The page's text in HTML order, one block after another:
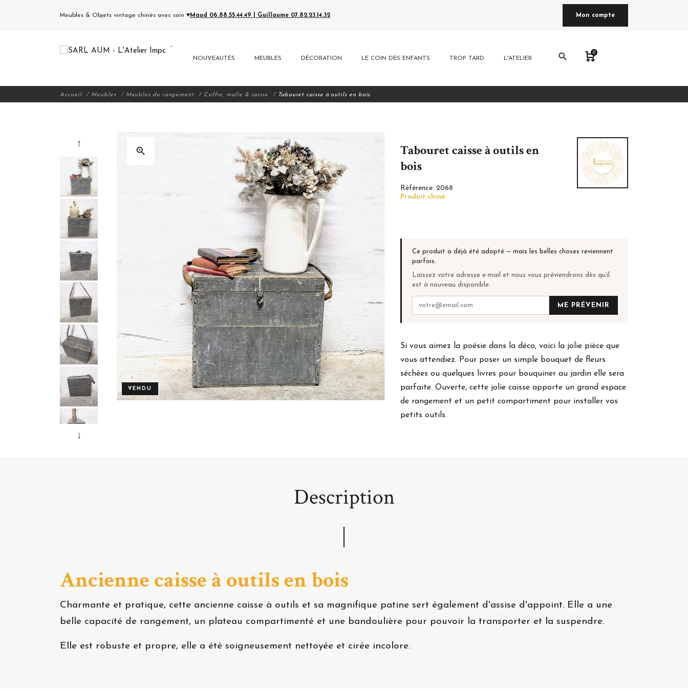
Meubles & Objets vintage chinés avec soin ♥Maud 06.88.55.44.49 | Guillaume 07.82.23.14.32 Mon compte
NOUVEAUTÉS MEUBLES DÉCORATION LE COIN DES ENFANTS TROP TARD L'ATELIER search 0
Accueil Meubles Meubles de rangement Coffre, malle & caisse Tabouret caisse à outils en bois
VENDU
zoom_in
Tabouret caisse à outils en
bois
Référence: 2068
Produit chiné
Ce produit a déjà été adopté — mais les belles choses reviennent
parfois.
Laissez votre adresse e-mail et nous vous préviendrons dès qu’il
est à nouveau disponible.
ME PRÉVENIR
Si vous aimez la poésie dans la déco, voici la jolie pièce que
vous attendiez. Pour poser un simple bouquet de fleurs
séchées ou quelques livres pour bouquiner au jardin elle sera
parfaite. Ouverte, cette jolie caisse apporte un grand espace
de rangement et un petit compartiment pour installer vos
petits outils.
Description
Ancienne caisse à outils en bois
Charmante et pratique, cette ancienne caisse à outils et sa magnifique patine sert également d'assise d'appoint. Elle a une
belle capacité de rangement, un plateau compartimenté et une bandoulière pour pouvoir la transporter et la suspendre.
Elle est robuste et propre, elle a été soigneusement nettoyée et cirée incolore.